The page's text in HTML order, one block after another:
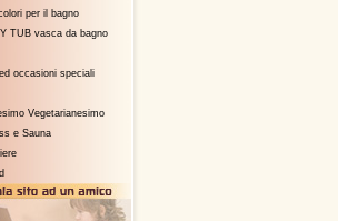
per il bagno
TUB vasca da bagno
occasioni speciali
Vegetarianesimo
e Sauna